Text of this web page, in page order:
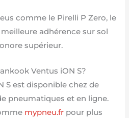
comme le Pirelli P Zero, le
adhérence sur sol
supérieur.
Ventus iON S?
S est disponible chez de
pneumatiques et en ligne.
mypneu.fr pour plus